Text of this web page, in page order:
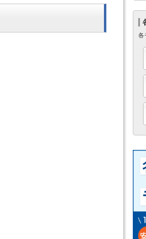
各